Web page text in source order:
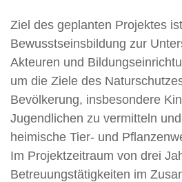
Ziel des geplanten Projektes
Bewusstseinsbildung zur
Akteuren und
um die Ziele des
Bevölkerung, insbesondere
Jugendlichen zu vermitteln
heimische Tier- und
Im Projektzeitraum von drei
Betreuungstätigkeiten im